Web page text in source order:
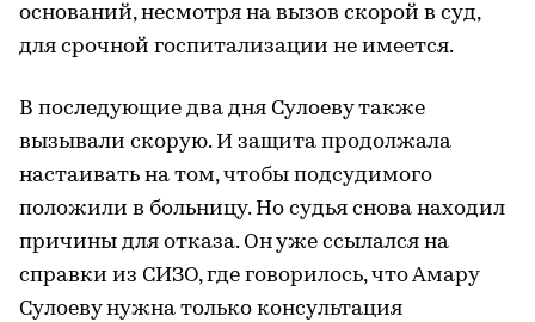
оснований, несмотря на вызов скорой в суд,
для срочной госпитализации не имеется.
В последующие два дня Сулоеву также
вызывали скорую. И защита продолжала
настаивать на том, чтобы подсудимого
положили в больницу. Но судья снова находил
причины для отказа. Он уже ссылался на
справки из СИЗО, где говорилось, что Амару
Сулоеву нужна только консультация